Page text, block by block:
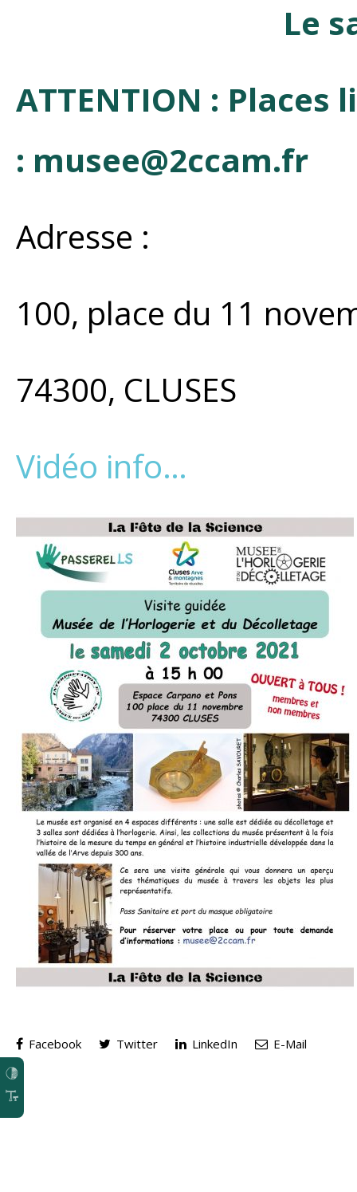
Le
ATTENTION :
: musee@2ccam.fr
Adresse :
100, place du 11
74300, CLUSES
Vidéo info…
Facebook Twitter LinkedIn E-Mail